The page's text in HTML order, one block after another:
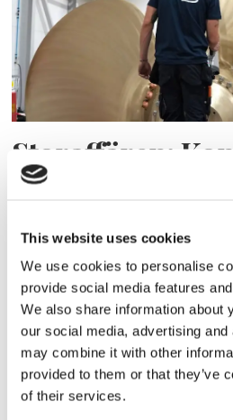
This website uses cookies
We use cookies to personalise
provide social media features
We also share information about
our social media, advertising
may combine it with other
provided to them or that they’ve
of their services.
Storaffären:
Maritime köper
Propulsion